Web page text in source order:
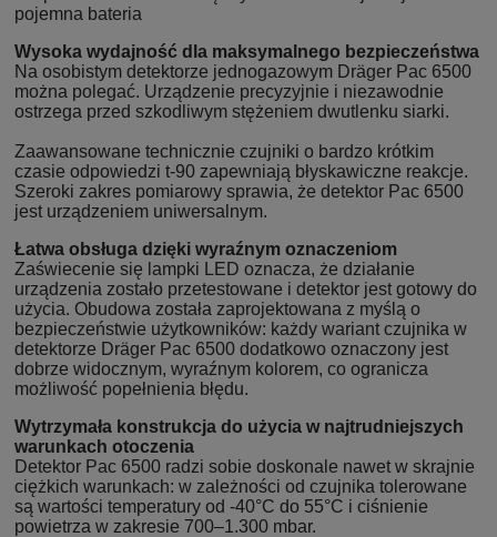
pojemna bateria
Wysoka wydajność dla maksymalnego bezpieczeństwa
Na osobistym detektorze jednogazowym Dräger Pac 6500
można polegać. Urządzenie precyzyjnie i niezawodnie
ostrzega przed szkodliwym stężeniem dwutlenku siarki.
Zaawansowane technicznie czujniki o bardzo krótkim
czasie odpowiedzi t-90 zapewniają błyskawiczne reakcje.
Szeroki zakres pomiarowy sprawia, że detektor Pac 6500
jest urządzeniem uniwersalnym.
Łatwa obsługa dzięki wyraźnym oznaczeniom
Zaświecenie się lampki LED oznacza, że działanie
urządzenia zostało przetestowane i detektor jest gotowy do
użycia. Obudowa została zaprojektowana z myślą o
bezpieczeństwie użytkowników: każdy wariant czujnika w
detektorze Dräger Pac 6500 dodatkowo oznaczony jest
dobrze widocznym, wyraźnym kolorem, co ogranicza
możliwość popełnienia błędu.
Wytrzymała konstrukcja do użycia w najtrudniejszych
warunkach otoczenia
Detektor Pac 6500 radzi sobie doskonale nawet w skrajnie
ciężkich warunkach: w zależności od czujnika tolerowane
są wartości temperatury od -40°C do 55°C i ciśnienie
powietrza w zakresie 700–1.300 mbar.